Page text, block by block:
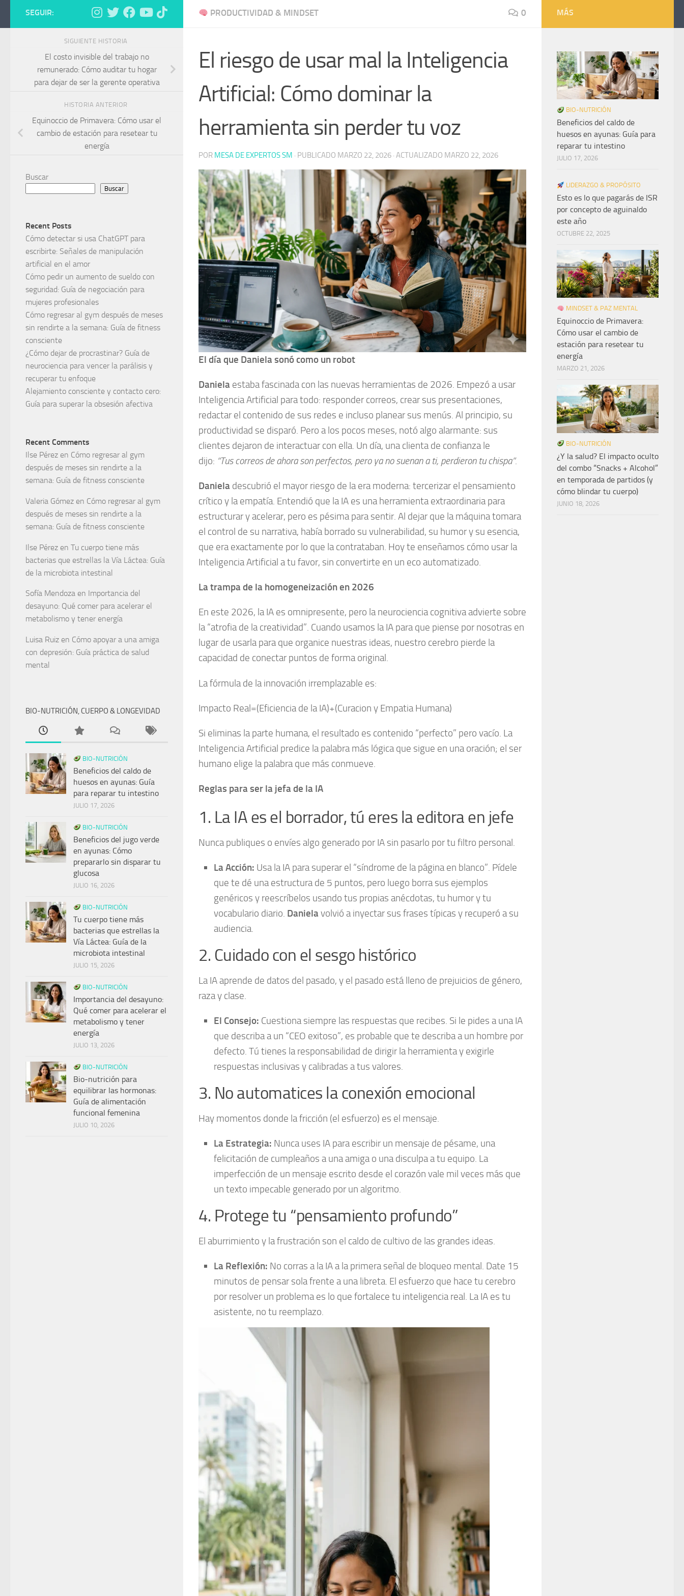
PRODUCTIVIDAD & MINDSET 0
El riesgo de usar mal la Inteligencia
Artificial: Cómo dominar la
herramienta sin perder tu voz
POR MESA DE EXPERTOS SM · PUBLICADO MARZO 22, 2026 · ACTUALIZADO MARZO 22, 2026
El día que Daniela sonó como un robot
Daniela estaba fascinada con las nuevas herramientas de 2026. Empezó a usar
Inteligencia Artificial para todo: responder correos, crear sus presentaciones,
redactar el contenido de sus redes e incluso planear sus menús. Al principio, su
productividad se disparó. Pero a los pocos meses, notó algo alarmante: sus
clientes dejaron de interactuar con ella. Un día, una clienta de confianza le
dijo: “Tus correos de ahora son perfectos, pero ya no suenan a ti, perdieron tu chispa”.
Daniela descubrió el mayor riesgo de la era moderna: tercerizar el pensamiento
crítico y la empatía. Entendió que la IA es una herramienta extraordinaria para
estructurar y acelerar, pero es pésima para sentir. Al dejar que la máquina tomara
el control de su narrativa, había borrado su vulnerabilidad, su humor y su esencia,
que era exactamente por lo que la contrataban. Hoy te enseñamos cómo usar la
Inteligencia Artificial a tu favor, sin convertirte en un eco automatizado.
La trampa de la homogeneización en 2026
En este 2026, la IA es omnipresente, pero la neurociencia cognitiva advierte sobre
la “atrofia de la creatividad”. Cuando usamos la IA para que piense por nosotras en
lugar de usarla para que organice nuestras ideas, nuestro cerebro pierde la
capacidad de conectar puntos de forma original.
La fórmula de la innovación irremplazable es:
Impacto Real=(Eficiencia de la IA)+(Curacion y Empatia Humana)
Si eliminas la parte humana, el resultado es contenido “perfecto” pero vacío. La
Inteligencia Artificial predice la palabra más lógica que sigue en una oración; el ser
humano elige la palabra que más conmueve.
Reglas para ser la jefa de la IA
1. La IA es el borrador, tú eres la editora en jefe
Nunca publiques o envíes algo generado por IA sin pasarlo por tu filtro personal.
La Acción: Usa la IA para superar el “síndrome de la página en blanco”. Pídele
que te dé una estructura de 5 puntos, pero luego borra sus ejemplos
genéricos y reescríbelos usando tus propias anécdotas, tu humor y tu
vocabulario diario. Daniela volvió a inyectar sus frases típicas y recuperó a su
audiencia.
2. Cuidado con el sesgo histórico
La IA aprende de datos del pasado, y el pasado está lleno de prejuicios de género,
raza y clase.
El Consejo: Cuestiona siempre las respuestas que recibes. Si le pides a una IA
que describa a un “CEO exitoso”, es probable que te describa a un hombre por
defecto. Tú tienes la responsabilidad de dirigir la herramienta y exigirle
respuestas inclusivas y calibradas a tus valores.
3. No automatices la conexión emocional
Hay momentos donde la fricción (el esfuerzo) es el mensaje.
La Estrategia: Nunca uses IA para escribir un mensaje de pésame, una
felicitación de cumpleaños a una amiga o una disculpa a tu equipo. La
imperfección de un mensaje escrito desde el corazón vale mil veces más que
un texto impecable generado por un algoritmo.
4. Protege tu “pensamiento profundo”
El aburrimiento y la frustración son el caldo de cultivo de las grandes ideas.
La Reflexión: No corras a la IA a la primera señal de bloqueo mental. Date 15
minutos de pensar sola frente a una libreta. El esfuerzo que hace tu cerebro
por resolver un problema es lo que fortalece tu inteligencia real. La IA es tu
asistente, no tu reemplazo.
SEGUIR:
SIGUIENTE HISTORIA
El costo invisible del trabajo no
remunerado: Cómo auditar tu hogar
para dejar de ser la gerente operativa
HISTORIA ANTERIOR
Equinoccio de Primavera: Cómo usar el
cambio de estación para resetear tu
energía
Buscar
Buscar
Recent Posts
Cómo detectar si usa ChatGPT para
escribirte: Señales de manipulación
artificial en el amor
Cómo pedir un aumento de sueldo con
seguridad: Guía de negociación para
mujeres profesionales
Cómo regresar al gym después de meses
sin rendirte a la semana: Guía de fitness
consciente
¿Cómo dejar de procrastinar? Guía de
neurociencia para vencer la parálisis y
recuperar tu enfoque
Alejamiento consciente y contacto cero:
Guía para superar la obsesión afectiva
Recent Comments
Ilse Pérez en Cómo regresar al gym
después de meses sin rendirte a la
semana: Guía de fitness consciente
Valeria Gómez en Cómo regresar al gym
después de meses sin rendirte a la
semana: Guía de fitness consciente
Ilse Pérez en Tu cuerpo tiene más
bacterias que estrellas la Vía Láctea: Guía
de la microbiota intestinal
Sofía Mendoza en Importancia del
desayuno: Qué comer para acelerar el
metabolismo y tener energía
Luisa Ruiz en Cómo apoyar a una amiga
con depresión: Guía práctica de salud
mental
BIO-NUTRICIÓN, CUERPO & LONGEVIDAD
BIO-NUTRICIÓN
Beneficios del caldo de
huesos en ayunas: Guía
para reparar tu intestino
JULIO 17, 2026
BIO-NUTRICIÓN
Beneficios del jugo verde
en ayunas: Cómo
prepararlo sin disparar tu
glucosa
JULIO 16, 2026
BIO-NUTRICIÓN
Tu cuerpo tiene más
bacterias que estrellas la
Vía Láctea: Guía de la
microbiota intestinal
JULIO 15, 2026
BIO-NUTRICIÓN
Importancia del desayuno:
Qué comer para acelerar el
metabolismo y tener
energía
JULIO 13, 2026
BIO-NUTRICIÓN
Bio-nutrición para
equilibrar las hormonas:
Guía de alimentación
funcional femenina
JULIO 10, 2026
MÁS
BIO-NUTRICIÓN
Beneficios del caldo de
huesos en ayunas: Guía para
reparar tu intestino
JULIO 17, 2026
LIDERAZGO & PROPÓSITO
Esto es lo que pagarás de ISR
por concepto de aguinaldo
este año
OCTUBRE 22, 2025
MINDSET & PAZ MENTAL
Equinoccio de Primavera:
Cómo usar el cambio de
estación para resetear tu
energía
MARZO 21, 2026
BIO-NUTRICIÓN
¿Y la salud? El impacto oculto
del combo “Snacks + Alcohol”
en temporada de partidos (y
cómo blindar tu cuerpo)
JUNIO 18, 2026